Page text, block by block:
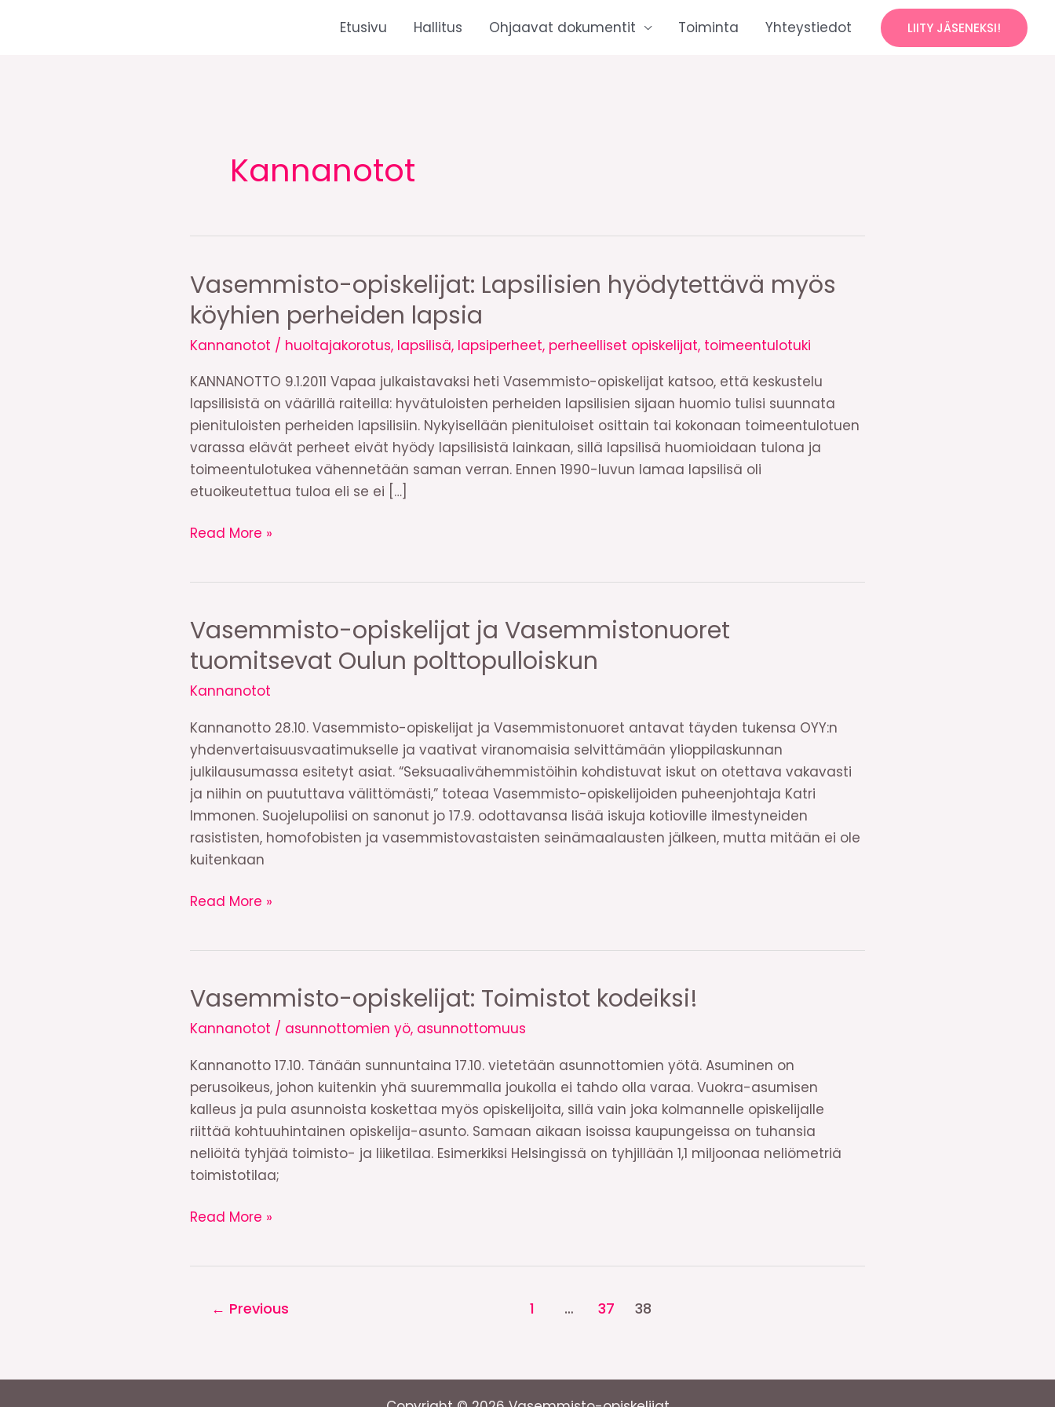
Etusivu Hallitus Ohjaavat dokumentit Toiminta Yhteystiedot LIITY JÄSENEKSI!
Kannanotot
Vasemmisto-opiskelijat: Lapsilisien hyödytettävä myös
köyhien perheiden lapsia
Kannanotot / huoltajakorotus, lapsilisä, lapsiperheet, perheelliset opiskelijat, toimeentulotuki
KANNANOTTO 9.1.2011 Vapaa julkaistavaksi heti Vasemmisto-opiskelijat katsoo, että keskustelu
lapsilisistä on väärillä raiteilla: hyvätuloisten perheiden lapsilisien sijaan huomio tulisi suunnata
pienituloisten perheiden lapsilisiin. Nykyisellään pienituloiset osittain tai kokonaan toimeentulotuen
varassa elävät perheet eivät hyödy lapsilisistä lainkaan, sillä lapsilisä huomioidaan tulona ja
toimeentulotukea vähennetään saman verran. Ennen 1990-luvun lamaa lapsilisä oli
etuoikeutettua tuloa eli se ei […]
Vasemmisto-
myös
köyhien
perheiden
lapsia
Read More »
Vasemmisto-opiskelijat ja Vasemmistonuoret
tuomitsevat Oulun polttopulloiskun
Kannanotot
Kannanotto 28.10. Vasemmisto-opiskelijat ja Vasemmistonuoret antavat täyden tukensa OYY:n
yhdenvertaisuusvaatimukselle ja vaativat viranomaisia selvittämään ylioppilaskunnan
julkilausumassa esitetyt asiat. “Seksuaalivähemmistöihin kohdistuvat iskut on otettava vakavasti
ja niihin on puututtava välittömästi,” toteaa Vasemmisto-opiskelijoiden puheenjohtaja Katri
Immonen. Suojelupoliisi on sanonut jo 17.9. odottavansa lisää iskuja kotioville ilmestyneiden
rasististen, homofobisten ja vasemmistovastaisten seinämaalausten jälkeen, mutta mitään ei ole
kuitenkaan
Vasemmisto-
tuomitsevat
Oulun
polttopulloiskun
Read More »
Vasemmisto-opiskelijat: Toimistot kodeiksi!
Kannanotot / asunnottomien yö, asunnottomuus
Kannanotto 17.10. Tänään sunnuntaina 17.10. vietetään asunnottomien yötä. Asuminen on
perusoikeus, johon kuitenkin yhä suuremmalla joukolla ei tahdo olla varaa. Vuokra-asumisen
kalleus ja pula asunnoista koskettaa myös opiskelijoita, sillä vain joka kolmannelle opiskelijalle
riittää kohtuuhintainen opiskelija-asunto. Samaan aikaan isoissa kaupungeissa on tuhansia
neliöitä tyhjää toimisto- ja liiketilaa. Esimerkiksi Helsingissä on tyhjillään 1,1 miljoonaa neliömetriä
toimistotilaa;
Vasemmisto-
Read More »
← Previous 1 … 37 38